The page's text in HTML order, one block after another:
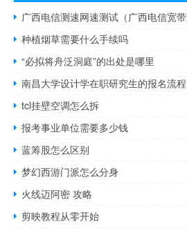
广西电信测速网速测试（广西电信宽带
种植烟草需要什么手续吗
“必拟将舟泛洞庭”的出处是哪里
南昌大学设计学在职研究生的报名流程
tcl挂壁空调怎么拆
报考事业单位需要多少钱
蓝筹股怎么区别
梦幻西游门派怎么分身
火线迈阿密 攻略
剪映教程从零开始